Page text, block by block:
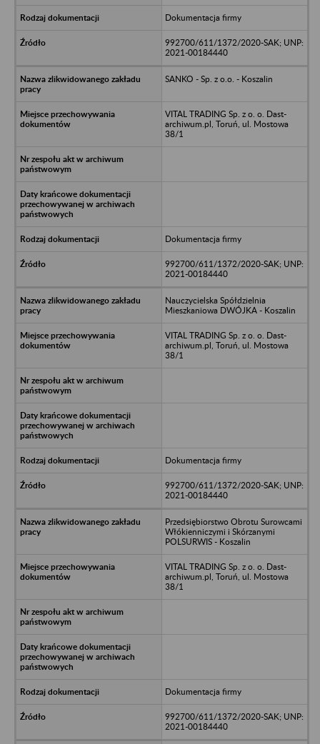
Dokumentacja firmy
992700/611/1372/2020-SAK; UNP:
2021-00184440
SANKO - Sp. z o.o. - Koszalin
VITAL TRADING Sp. z o. o. Dast-
archiwum.pl, Toruń, ul. Mostowa
38/1
Dokumentacja firmy
992700/611/1372/2020-SAK; UNP:
2021-00184440
Nauczycielska Spółdzielnia
Mieszkaniowa DWÓJKA - Koszalin
VITAL TRADING Sp. z o. o. Dast-
archiwum.pl, Toruń, ul. Mostowa
38/1
Dokumentacja firmy
992700/611/1372/2020-SAK; UNP:
2021-00184440
Przedsiębiorstwo Obrotu Surowcami
Włókienniczymi i Skórzanymi
POLSURWIS - Koszalin
VITAL TRADING Sp. z o. o. Dast-
archiwum.pl, Toruń, ul. Mostowa
38/1
Dokumentacja firmy
992700/611/1372/2020-SAK; UNP:
2021-00184440